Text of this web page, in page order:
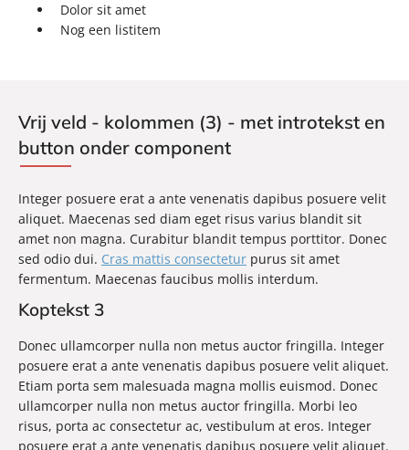
Dolor sit amet
Nog een listitem
Vrij veld - kolommen (3) - met introtekst en
button onder component
Integer posuere erat a ante venenatis dapibus posuere velit
aliquet. Maecenas sed diam eget risus varius blandit sit
amet non magna. Curabitur blandit tempus porttitor. Donec
sed odio dui. Cras mattis consectetur purus sit amet
fermentum. Maecenas faucibus mollis interdum.
Koptekst 3
Donec ullamcorper nulla non metus auctor fringilla. Integer
posuere erat a ante venenatis dapibus posuere velit aliquet.
Etiam porta sem malesuada magna mollis euismod. Donec
ullamcorper nulla non metus auctor fringilla. Morbi leo
risus, porta ac consectetur ac, vestibulum at eros. Integer
posuere erat a ante venenatis dapibus posuere velit aliquet.